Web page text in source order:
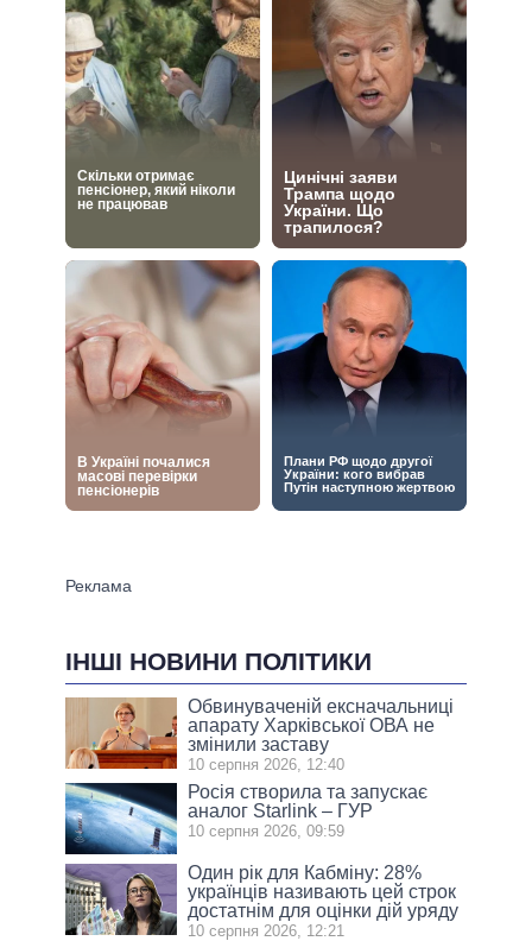
ІНШІ НОВИНИ ПОЛІТИКИ
Обвинуваченій ексначальниці
апарату Харківської ОВА не
змінили заставу
10 серпня 2026, 12:40
Росія створила та запускає
аналог Starlink – ГУР
10 серпня 2026, 09:59
Один рік для Кабміну: 28%
українців називають цей строк
достатнім для оцінки дій уряду
10 серпня 2026, 12:21